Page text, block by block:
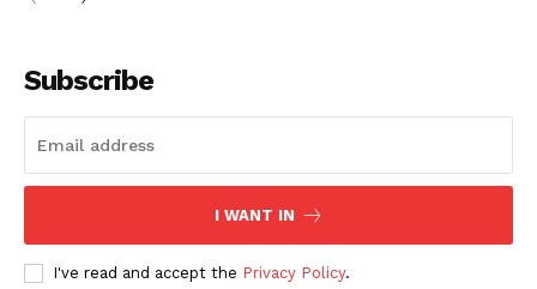
Subscribe
I WANT IN
I've read and accept the Privacy Policy.